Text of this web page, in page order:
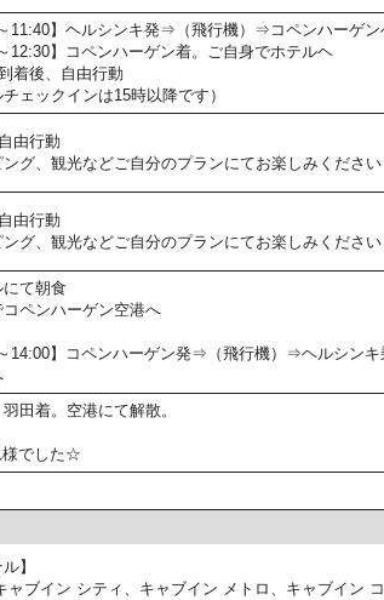
～11:40】ヘルシンキ発⇒（飛行機）⇒コペンハーゲン
12:30】コペンハーゲン着。ご自身でホテルヘ
着後、自由行動
チェックインは15時以降です）
由行動
ング、観光などご自分のプランにてお楽しみください
由行動
ング、観光などご自分のプランにてお楽しみください
て朝食
コペンハーゲン空港へ
～14:00】コペンハーゲン発⇒（飛行機）⇒ヘルシン
羽田着。空港にて解散。
でした☆
】
ャブイン シティ、キャブイン メトロ、キャブイン